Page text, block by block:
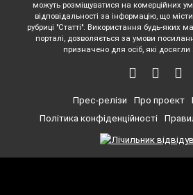
можуть розміщуватися на комерційних
відповідальності за інформацію, що
рубриці "Статті". Використання будь-яких
порталі, дозволяється за умови
призначено для осіб, які досягли
Прес-релізи Про проект
Політика конфіденційності